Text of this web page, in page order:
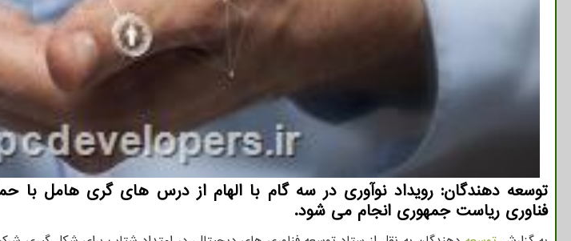
توسعه دهندگان: رویداد نوآوری در سه گام با الهام از درس های گری هامل
فناوری ریاست جمهوری انجام می شود.